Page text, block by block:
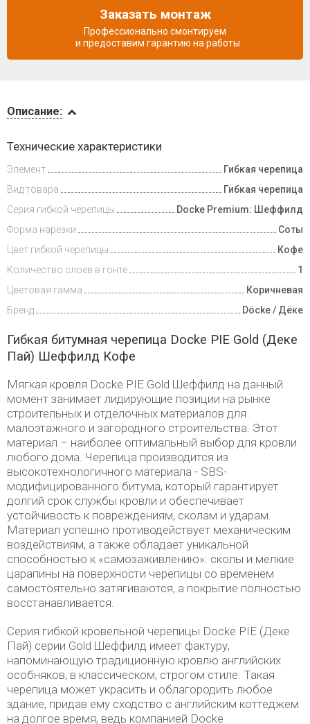
Доставка
и оплата
Описание:
Технические характеристики
Элемент
Гибкая черепица
Вид товара
Гибкая черепица
Серия гибкой черепицы
Docke Premium: Шеффилд
Форма нарезки
Соты
Цвет гибкой черепицы
Кофе
Количество слоев в гонте
1
Цветовая гамма
Коричневая
Бренд
Döcke / Дёке
Гибкая битумная черепица Docke PIE Gold (Деке
Пай) Шеффилд Кофе
Мягкая кровля Docke PIE Gold Шеффилд на данный
момент занимает лидирующие позиции на рынке
строительных и отделочных материалов для
малоэтажного и загородного строительства. Этот
материал – наиболее оптимальный выбор для кровли
любого дома. Черепица производится из
высокотехнологичного материала - SBS-
модифицированного битума, который гарантирует
долгий срок службы кровли и обеспечивает
устойчивость к повреждениям, сколам и ударам.
Материал успешно противодействует механическим
воздействиям, а также обладает уникальной
способностью к «самозаживлению»: сколы и мелкие
царапины на поверхности черепицы со временем
самостоятельно затягиваются, а покрытие полностью
восстанавливается.
Серия гибкой кровельной черепицы Docke PIE (Деке
Пай) серии Gold Шеффилд имеет фактуру,
напоминающую традиционную кровлю английских
особняков, в классическом, строгом стиле. Такая
черепица может украсить и облагородить любое
здание, придав ему сходство с английским коттеджем
на долгое время, ведь компанией Docke
Заказать монтаж
Профессионально смонтируем
и предоставим гарантию на работы